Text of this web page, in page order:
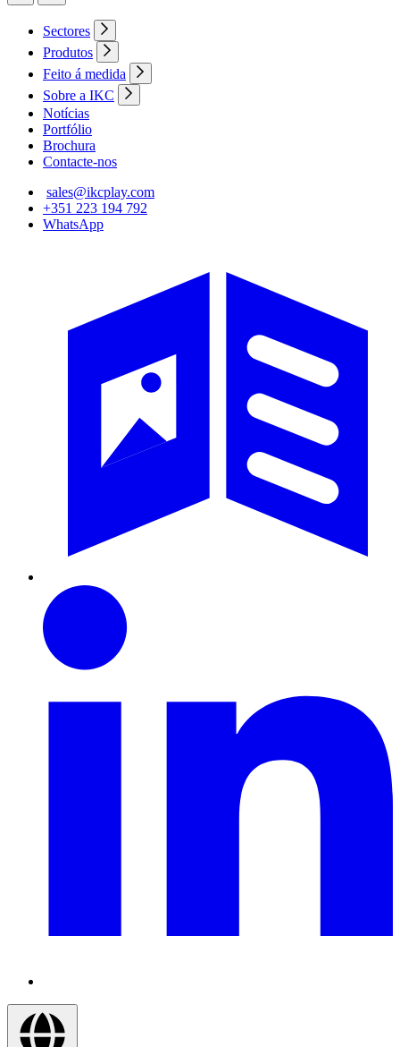
Sectores
Produtos
Feito á medida
Sobre a IKC
Notícias
Portfólio
Brochura
Contacte-nos
sales@ikcplay.com
+351 223 194 792
WhatsApp